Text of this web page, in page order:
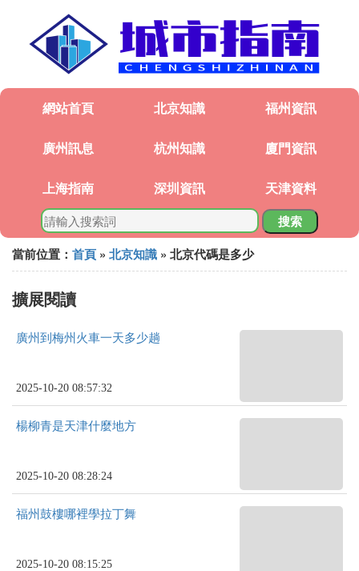
網站首頁 北京知識 福州資訊
廣州訊息 杭州知識 廈門資訊
上海指南 深圳資訊 天津資料
搜索
當前位置： 首頁 » 北京知識 » 北京代碼是多少
擴展閱讀
廣州到梅州火車一天多少趟
2025-10-20 08:57:32
楊柳青是天津什麼地方
2025-10-20 08:28:24
福州鼓樓哪裡學拉丁舞
2025-10-20 08:15:25